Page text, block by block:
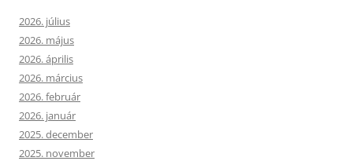
2026. július
2026. május
2026. április
2026. március
2026. február
2026. január
2025. december
2025. november